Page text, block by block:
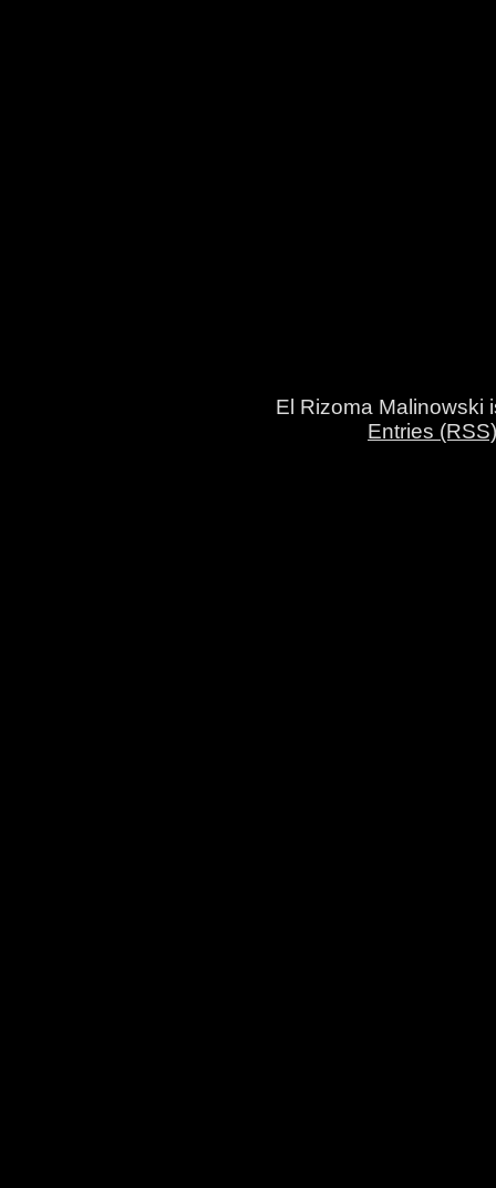
El Rizoma Malinowski
Entries (RSS)